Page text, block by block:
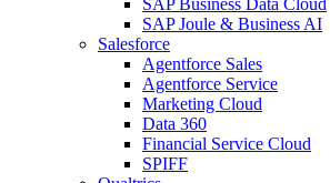
SAP Business Data Cloud
SAP Joule & Business AI
Salesforce
Agentforce Sales
Agentforce Service
Marketing Cloud
Data 360
Financial Service Cloud
SPIFF